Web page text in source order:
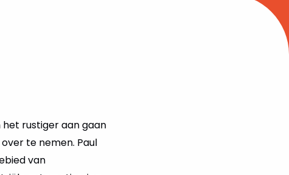
het rustiger aan gaan
te nemen. Paul
van